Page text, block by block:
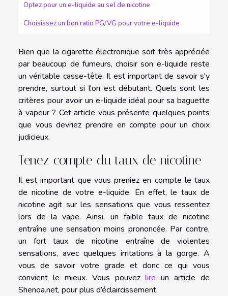
Optez pour un e-liquide au sel de nicotine
Choisissez un bon ratio PG/VG pour votre e-liquide
Bien que la cigarette électronique soit très appréciée
par beaucoup de fumeurs, choisir son e-liquide reste
un véritable casse-tête. Il est important de savoir s'y
prendre, surtout si l'on est débutant. Quels sont les
critères pour avoir un e-liquide idéal pour sa baguette
à vapeur ? Cet article vous présente quelques points
que vous devriez prendre en compte pour un choix
judicieux.
Tenez compte du taux de nicotine
Il est important que vous preniez en compte le taux
de nicotine de votre e-liquide. En effet, le taux de
nicotine agit sur les sensations que vous ressentez
lors de la vape. Ainsi, un faible taux de nicotine
entraîne une sensation moins prononcée. Par contre,
un fort taux de nicotine entraîne de violentes
sensations, avec quelques irritations à la gorge. A
vous de savoir votre grade et donc ce qui vous
convient le mieux. Vous pouvezlire un article de
Shenoa.net, pour plus d’éclaircissement.